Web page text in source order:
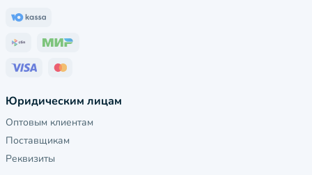
Юридическим лицам
Оптовым клиентам
Поставщикам
Реквизиты